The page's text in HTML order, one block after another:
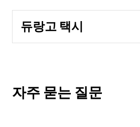
듀랑고 택시
자주 묻는 질문